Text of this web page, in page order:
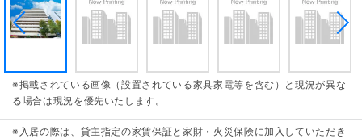
※掲載されている画像（設置されている家具家電等を含む）と現況が異な
る場合は現況を優先いたします。
※入居の際は、貸主指定の家賃保証と家財・火災保険に加入していただき